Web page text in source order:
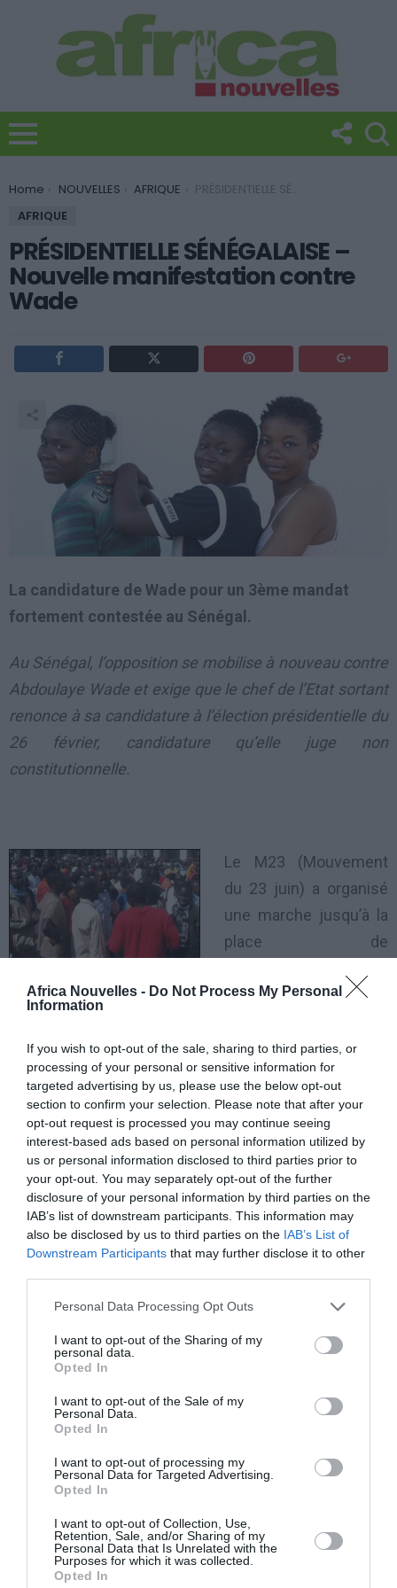
Africa Nouvelles - Do Not Process My Personal
Information
If you wish to opt-out of the sale, sharing to third parties, or
processing of your personal or sensitive information for
targeted advertising by us, please use the below opt-out
section to confirm your selection. Please note that after your
opt-out request is processed you may continue seeing
interest-based ads based on personal information utilized by
us or personal information disclosed to third parties prior to
your opt-out. You may separately opt-out of the further
disclosure of your personal information by third parties on the
IAB’s list of downstream participants. This information may
also be disclosed by us to third parties on the IAB’s List of
Downstream Participants that may further disclose it to other
Personal Data Processing Opt Outs
I want to opt-out of the Sharing of my
personal data.
Opted In
I want to opt-out of the Sale of my
Personal Data.
Opted In
I want to opt-out of processing my
Personal Data for Targeted Advertising.
Opted In
I want to opt-out of Collection, Use,
Retention, Sale, and/or Sharing of my
Personal Data that Is Unrelated with the
Purposes for which it was collected.
Opted In
You are here:
Home NOUVELLES AFRIQUE
PRÉSIDENTIELLE SÉNÉGALAISE – Nouvelle manifestation contre Wade
AFRIQUE
PRÉSIDENTIELLE SÉNÉGALAISE –
Nouvelle manifestation contre
Wade
La candidature de Wade pour un 3ème mandat
fortement contestée au Sénégal.
Au Sénégal, l’opposition se mobilise à nouveau contre
Abdoulaye Wade et exige que le chef de l’Etat sortant
renonce à sa candidature à l’élection présidentielle du
26 février, candidature qu’elle juge non
constitutionnelle.
Le M23 (Mouvement
du 23 juin) a organisé
une marche jusqu’à la
place de
coeur même de Dakar, non loin du palais présidentiel.
quartier.
Les premiers gaz lacrymogènes ont été tirés en
début d’après-midi devant le siège de la RTS, la Radio
télévision sénégalaise, alors qu’un petit groupe de
manifestants avait tenté d’avancer.
Les gaz ont tout d’abord dispersé les sympathisants
du M23, qui étaient là. Puis un groupe qui s’est
candidat à la présidentielle membre du M23 éligible
Le 4X4 est ensuite reparti. Nous avons pris la
direction de la place de l’Indépendance
», a expliqué
l’un de ses conseillers.
Cette manifestation a été interdite dans une lettre
envoyée à Alioune Tine et à Amath Dansoko, deux des
leaders du M23. Le ministre de l’Intérieur, Ousmane
Ngom, a expliqué ses arguments : il a ainsi rappelé
qu’un arrêté avait été pris, interdisant les